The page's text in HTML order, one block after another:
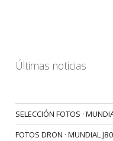
Últimas noticias
SELECCIÓN FOTOS ·
FOTOS DRON · MUNDIAL